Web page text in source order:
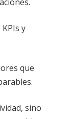
y
que
sino